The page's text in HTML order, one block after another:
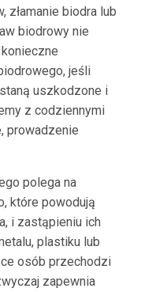
złamanie biodra lub
biodrowy nie
jeśli
uszkodzone i
z codziennymi
prowadzenie
polega na
które powodują
i zastąpieniu ich
plastiku lub
osób przechodzi
zapewnia